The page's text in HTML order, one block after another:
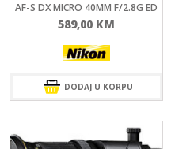
AF-S DX MICRO 40MM F/2.8G ED
589,00 KM
DODAJ U KORPU